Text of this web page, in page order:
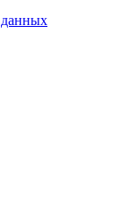
данных